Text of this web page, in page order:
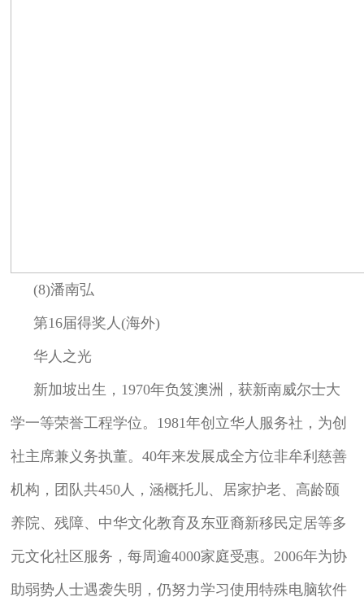
(8)潘南弘
第16届得奖人(海外)
华人之光
新加坡出生，1970年负笈澳洲，获新南威尔士大
学一等荣誉工程学位。1981年创立华人服务社，为创
社主席兼义务执董。40年来发展成全方位非牟利慈善
机构，团队共450人，涵概托儿、居家护老、高龄颐
养院、残障、中华文化教育及东亚裔新移民定居等多
元文化社区服务，每周逾4000家庭受惠。2006年为协
助弱势人士遇袭失明，仍努力学习使用特殊电脑软件